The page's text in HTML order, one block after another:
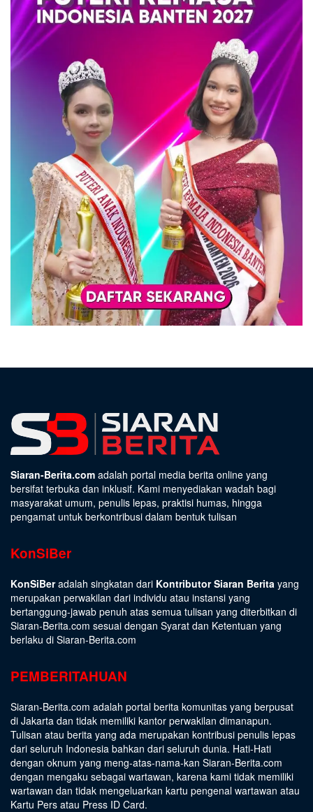
Siaran-Berita.com adalah portal media berita online yang
bersifat terbuka dan inklusif. Kami menyediakan wadah bagi
masyarakat umum, penulis lepas, praktisi humas, hingga
pengamat untuk berkontribusi dalam bentuk tulisan
KonSiBer
KonSiBeradalah singkatan dari Kontributor Siaran Berita yang
merupakan perwakilan dari individu atau instansi yang
bertanggung-jawab penuh atas semua tulisan yang diterbitkan di
Siaran-Berita.com sesuai dengan Syarat dan Ketentuan yang
berlaku di Siaran-Berita.com
PEMBERITAHUAN
Siaran-Berita.com adalah portal berita komunitas yang berpusat
di Jakarta dan tidak memiliki kantor perwakilan dimanapun.
Tulisan atau berita yang ada merupakan kontribusi penulis lepas
dari seluruh Indonesia bahkan dari seluruh dunia. Hati-Hati
dengan oknum yang meng-atas-nama-kan Siaran-Berita.com
dengan mengaku sebagai wartawan, karena kami tidak memiliki
wartawan dan tidak mengeluarkan kartu pengenal wartawan atau
Kartu Pers atau Press ID Card.